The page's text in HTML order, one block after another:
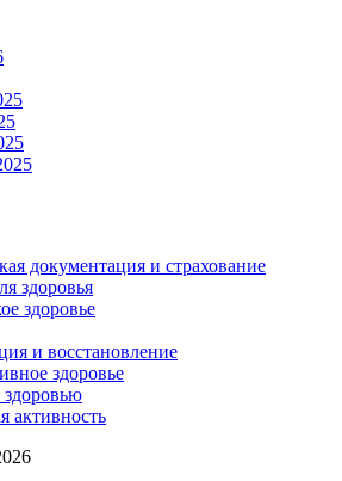
документация и страхование
здоровья
здоровье
и восстановление
здоровье
активность